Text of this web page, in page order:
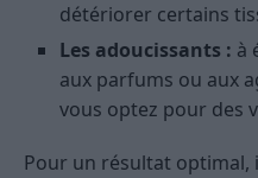
détériorer certains
Les adoucissants : à
aux parfums ou aux
vous optez pour des
Pour un résultat optimal,